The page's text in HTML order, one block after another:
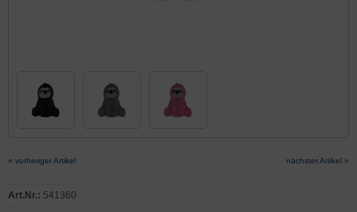
« vorheriger Artikel nächster Artikel »
Art.Nr.: 541360